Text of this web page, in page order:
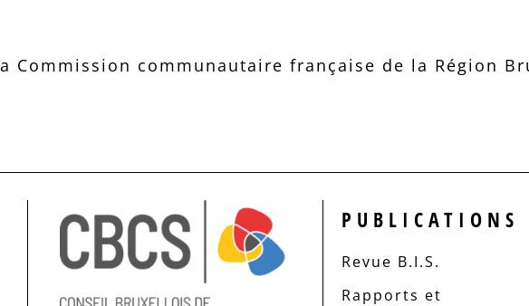
Commission communautaire française de la Région
PUBLICATIONS
Revue B.I.S.
Rapports et